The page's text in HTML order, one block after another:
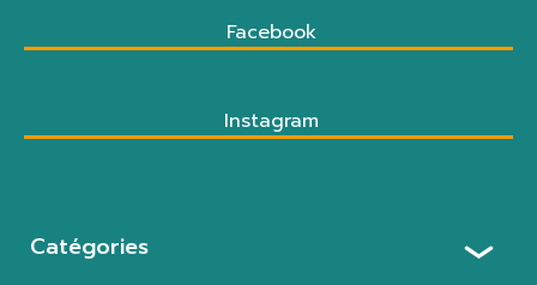
Facebook
Instagram
Catégories